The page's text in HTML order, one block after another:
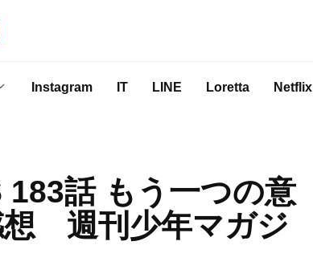
Instagram IT LINE Loretta Netflix
183話 もう一つの意
想 週刊少年マガジ